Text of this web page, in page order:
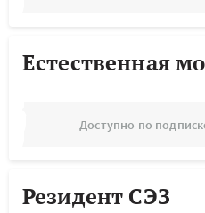
Естественная
Доступно по
Резидент СЭЗ